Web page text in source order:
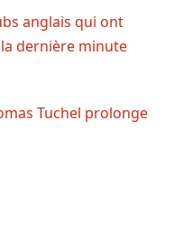
anglais qui ont
la dernière minute
Tuchel prolonge